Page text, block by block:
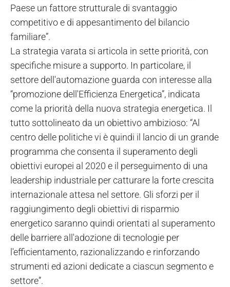
Paese un fattore strutturale di svantaggio
competitivo e di appesantimento del bilancio
familiare”.
La strategia varata si articola in sette priorità, con
specifiche misure a supporto. In particolare, il
settore dell'automazione guarda con interesse alla
“promozione dell'Efficienza Energetica”, indicata
come la priorità della nuova strategia energetica. Il
tutto sottolineato da un obiettivo ambizioso: “Al
centro delle politiche vi è quindi il lancio di un grande
programma che consenta il superamento degli
obiettivi europei al 2020 e il perseguimento di una
leadership industriale per catturare la forte crescita
internazionale attesa nel settore. Gli sforzi per il
raggiungimento degli obiettivi di risparmio
energetico saranno quindi orientati al superamento
delle barriere all'adozione di tecnologie per
l'efficientamento, razionalizzando e rinforzando
strumenti ed azioni dedicate a ciascun segmento e
settore”.